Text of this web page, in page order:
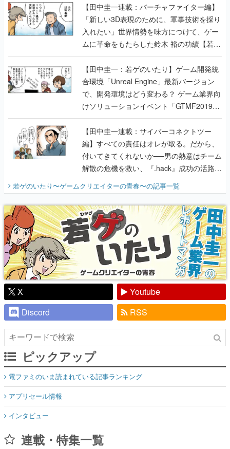
【田中圭一連載：バーチャファイター編】
「新しい3D表現のために、軍事技術を採り
入れたい」世界情勢を味方につけて、ゲー
ムに革命をもたらした鈴木 裕の功績【若ゲ
のいたり】
【田中圭一：若ゲのいたり】ゲーム開発統
合環境「Unreal Engine」最新バージョン
で、開発環境はどう変わる？ ゲーム業界向
けソリューションイベント「GTMF2019」
に行って、より理解を深めよう【PR】
【田中圭一連載：サイバーコネクトツー
編】すべての責任はオレが取る。だから、
付いてきてくれないか──男の熱意はチーム
解散の危機を救い、『.hack』成功の活路を
開く。業界の快男児・松山 洋に流れる血は
『少年ジャンプ』色だった【若ゲのいた
り】
若ゲのいたり〜ゲームクリエイターの青春〜の記事一覧
X
Youtube
Discord
RSS
ピックアップ
電ファミのいま読まれている記事ランキング
アプリセール情報
インタビュー
連載・特集一覧